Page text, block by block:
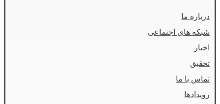
درباره ما
شبکه های اجتماعی
اخبار
تحقیق
تماس با ما
رویدادها